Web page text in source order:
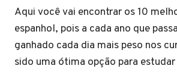
Aqui você vai encontrar os 10
espanhol, pois a cada ano que
ganhado cada dia mais peso nos
sido uma ótima opção para